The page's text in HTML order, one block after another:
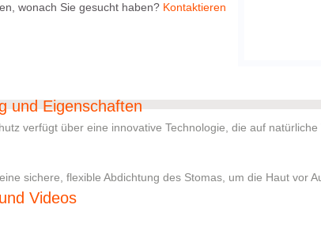
wonach Sie gesucht haben? Kontaktieren
und Eigenschaften
verfügt über eine innovative Technologie, die auf
sichere, flexible Abdichtung des Stomas, um die Haut vor
Feuchtigkeit aufzunehmen, um das natürliche
die hautschädigenden Auswirkungen von
Videos